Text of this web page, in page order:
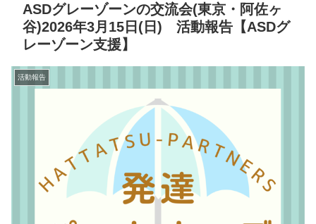
ASDグレーゾーンの交流会(東京・阿佐ヶ
谷)2026年3月15日(日) 活動報告【ASDグ
レーゾーン支援】
活動報告